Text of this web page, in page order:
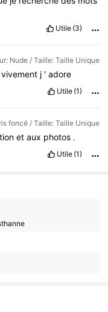
Utile (3)
Nude / Taille: Taille Unique
vivement j ' adore
Utile (1)
foncé / Taille: Taille Unique
et aux photos .
Utile (1)